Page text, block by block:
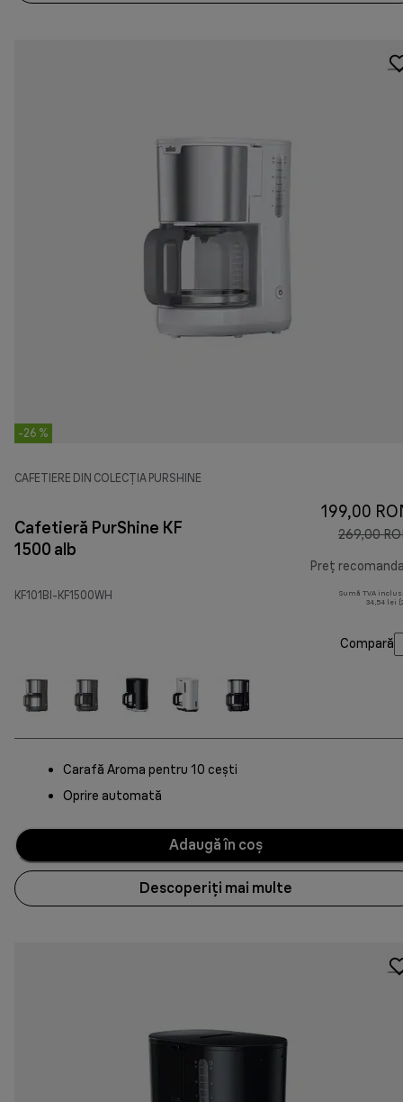
-26 %
CAFETIERE DIN COLECȚIA PURSHINE
Cafetieră PurShine KF
1500 alb
KF101BI-KF1500WH
199,00
269,00
Preț
Sumă TVA
34,54 lei
Compară
Carafă Aroma pentru 10 cești
Oprire automată
Adaugă în coș
Descoperiți mai multe